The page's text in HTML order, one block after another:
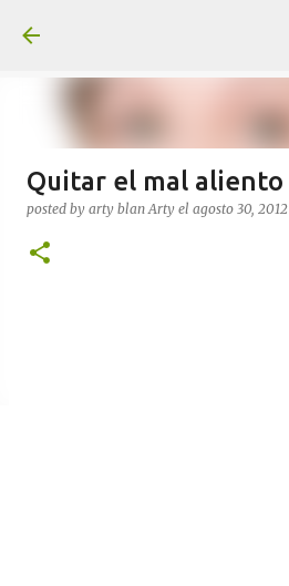
Quitar el mal aliento
posted by arty blanArty el agosto 30, 2012